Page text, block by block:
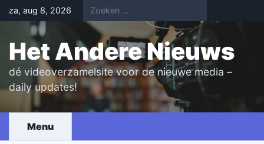
Skip
to
content
za, aug 8, 2026
Het Andere Nieuws
dé videoverzamelsite voor de nieuwe media –
daily updates!
Menu